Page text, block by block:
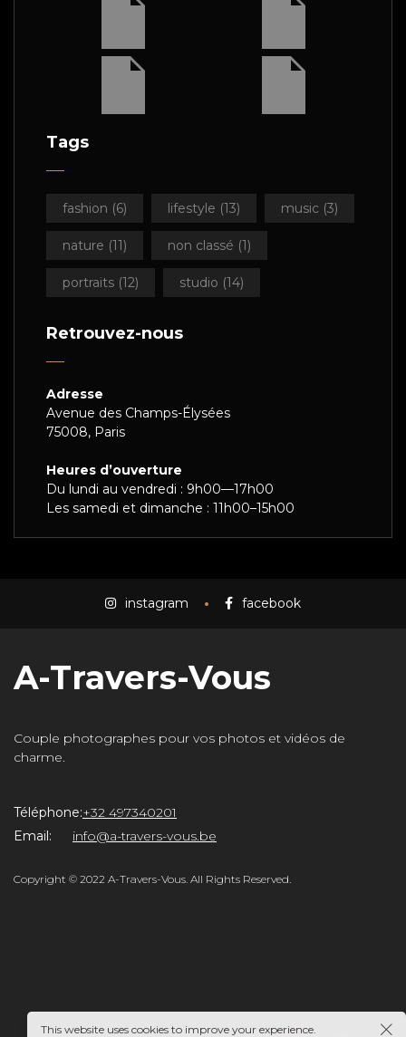
Tags
fashion (6) lifestyle (13) music (3)
nature (11) non classé (1)
portraits (12) studio (14)
Retrouvez-nous
Adresse
Avenue des Champs-Élysées
75008, Paris
Heures d’ouverture
Du lundi au vendredi : 9h00—17h00
Les samedi et dimanche : 11h00–15h00
instagram facebook
A-Travers-Vous
Couple photographes pour vos photos et vidéos de
charme.
Téléphone:+32 497340201
Email:
info@a-travers-vous.be
Copyright © 2022 A-Travers-Vous. All Rights Reserved.
This website uses cookies to improve your experience.